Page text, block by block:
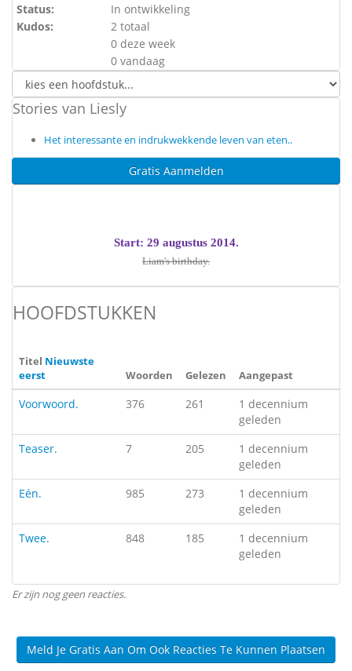
Status:
In ontwikkeling
Kudos:
2 totaal
0 deze week
0 vandaag
Stories van Liesly
Het interessante en indrukwekkende leven van eten..
Gratis Aanmelden
Start: 29 augustus 2014.
Liam's birthday.
HOOFDSTUKKEN
Titel Nieuwste
eerst
Woorden Gelezen Aangepast
Voorwoord. 376 261
1 decennium
geleden
Teaser.
7 205
1 decennium
geleden
Eén.
985 273
1 decennium
geleden
Twee.
848 185
1 decennium
geleden
Er zijn nog geen reacties.
Meld Je Gratis Aan Om Ook Reacties Te Kunnen Plaatsen